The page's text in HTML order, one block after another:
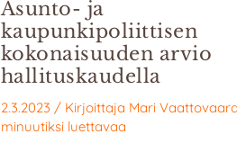
Asunto- ja
kaupunkipoliittisen
kokonaisuuden arvio
hallituskaudella
2.3.2023 / Kirjoittaja Mari Vaattovaara
minuutiksi luettavaa